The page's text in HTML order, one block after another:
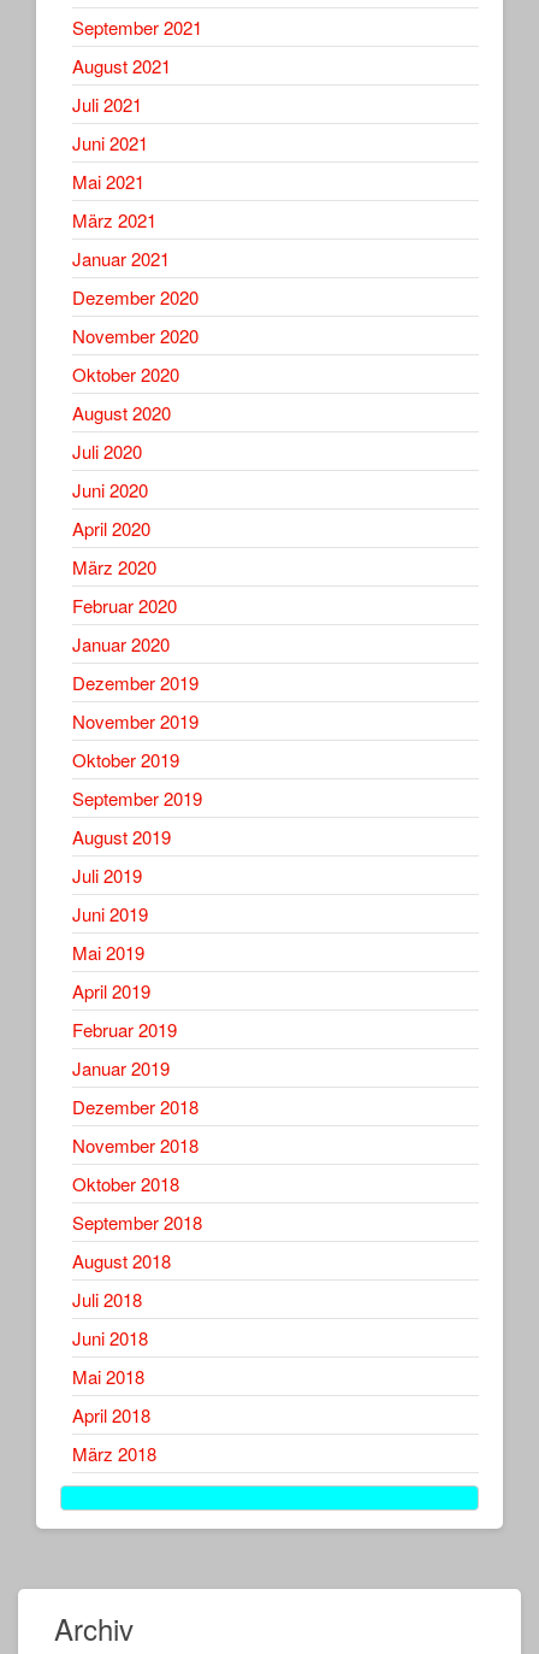
September 2021
August 2021
Juli 2021
Juni 2021
Mai 2021
März 2021
Januar 2021
Dezember 2020
November 2020
Oktober 2020
August 2020
Juli 2020
Juni 2020
April 2020
März 2020
Februar 2020
Januar 2020
Dezember 2019
November 2019
Oktober 2019
September 2019
August 2019
Juli 2019
Juni 2019
Mai 2019
April 2019
Februar 2019
Januar 2019
Dezember 2018
November 2018
Oktober 2018
September 2018
August 2018
Juli 2018
Juni 2018
Mai 2018
April 2018
März 2018
Archiv